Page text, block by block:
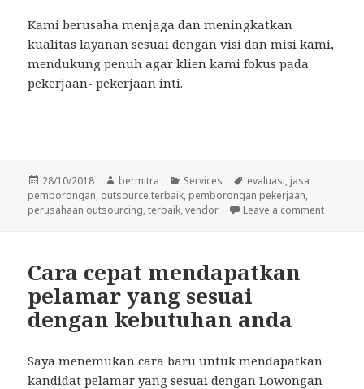
Kami berusaha menjaga dan meningkatkan
kualitas layanan sesuai dengan visi dan misi kami,
mendukung penuh agar klien kami fokus pada
pekerjaan- pekerjaan inti.
Posted
on
28/10/2018 Author
bermitra Categories
Services Tags
evaluasi, jasa
pemborongan, outsource terbaik, pemborongan pekerjaan,
perusahaan outsourcing,terbaik,vendor Leave a commenton
Cara cepat mendapatkan
pelamar yang sesuai
dengan kebutuhan anda
Saya menemukan cara baru untuk mendapatkan
kandidat pelamar yang sesuai dengan Lowongan